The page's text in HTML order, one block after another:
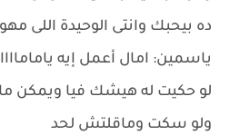
ده بيحبك وانتى الوحيدة اللى
ياسمين: امال أعمل إيه
لو حكيت له هيشك فيا ويمكن
ولو سكت وماقلتش لحد